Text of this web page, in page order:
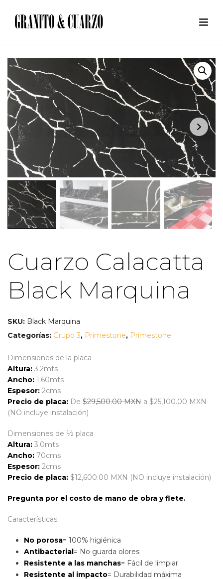
Cuarzo Calacatta
Black Marquina
SKU: Black Marquina
Categorías: Grupo 3, Primestone, Primestone
Dimensiones de la placa
Altura: 3.2mts
Ancho: 1.60mts
Espesor: 2cms
Precio de placa: De $29,500.00 MXN a $25,100.00 MXN
(NO incluye instalación)
Dimensiones de ½ placa
Altura: 3.0mts
Ancho: 70cms
Espesor: 2cms
Precio de placa: $12,600.00 MXN (NO incluye instalación)
Pregunta por el costo de mano de obra y flete.
Características:
No porosa= 100% higiénica
Antibacterial= No guarda olores
Resistente a las manchas= Fácil de limpiar
Resistente al impacto= Durabilidad máxima